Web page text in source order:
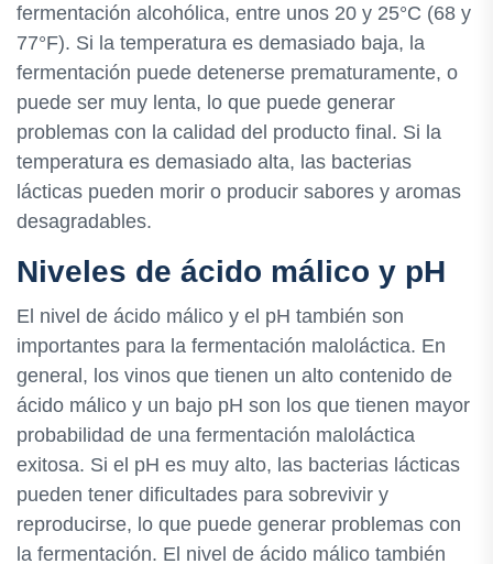
fermentación alcohólica, entre unos 20 y 25°C (68 y
77°F). Si la temperatura es demasiado baja, la
fermentación puede detenerse prematuramente, o
puede ser muy lenta, lo que puede generar
problemas con la calidad del producto final. Si la
temperatura es demasiado alta, las bacterias
lácticas pueden morir o producir sabores y aromas
desagradables.
Niveles de ácido málico y pH
El nivel de ácido málico y el pH también son
importantes para la fermentación maloláctica. En
general, los vinos que tienen un alto contenido de
ácido málico y un bajo pH son los que tienen mayor
probabilidad de una fermentación maloláctica
exitosa. Si el pH es muy alto, las bacterias lácticas
pueden tener dificultades para sobrevivir y
reproducirse, lo que puede generar problemas con
la fermentación. El nivel de ácido málico también